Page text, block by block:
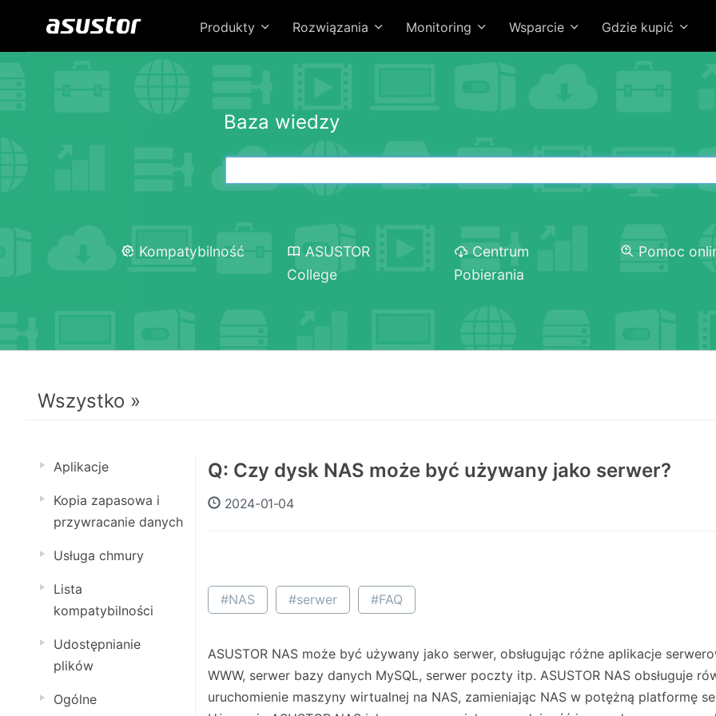
Produkty Rozwiązania Monitoring Wsparcie Gdzie kupić
Baza wiedzy
Kompatybilność
ASUSTOR
College
Centrum
Pobierania
Pomoc
Wszystko »
Aplikacje
Kopia zapasowa i
przywracanie danych
Usługa chmury
Lista
kompatybilności
Udostępnianie
plików
Ogólne
Q: Czy dysk NAS może być używany jako serwer?
2024-01-04
#NAS #serwer #FAQ
ASUSTOR NAS może być używany jako serwer, obsługując różne aplikacje
WWW, serwer bazy danych MySQL, serwer poczty itp. ASUSTOR NAS obsługuje
uruchomienie maszyny wirtualnej na NAS, zamieniając NAS w potężną platformę